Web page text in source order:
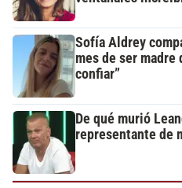
Sofía Aldrey
mes de ser madre
confiar”
De qué murió
representante de